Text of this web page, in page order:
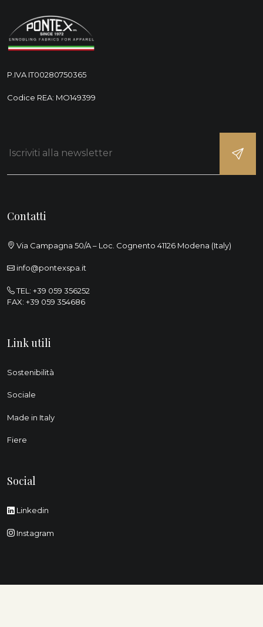
P.IVA IT00280750365
Codice REA: MO149399
Contatti
Via Campagna 50/A – Loc. Cognento 41126 Modena (Italy)
info@pontexspa.it
TEL: +39 059 356252
FAX: +39 059 354686
Link utili
Sostenibilità
Sociale
Made in Italy
Fiere
Social
Linkedin
Instagram